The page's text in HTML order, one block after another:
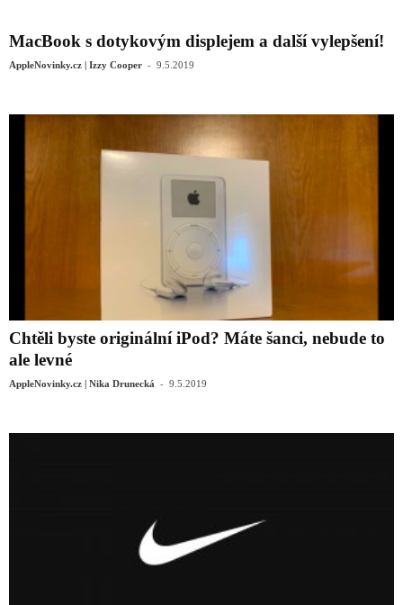
MacBook s dotykovým displejem a další vylepšení!
AppleNovinky.cz | Izzy Cooper - 9.5.2019
Chtěli byste originální iPod? Máte šanci, nebude to
ale levné
AppleNovinky.cz | Nika Drunecká - 9.5.2019